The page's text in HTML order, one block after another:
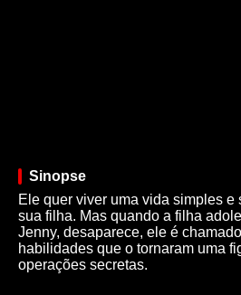
Sinopse
Ele quer viver uma vida simples e
sua filha. Mas quando a filha
Jenny, desaparece, ele é
habilidades que o tornaram uma
operações secretas.